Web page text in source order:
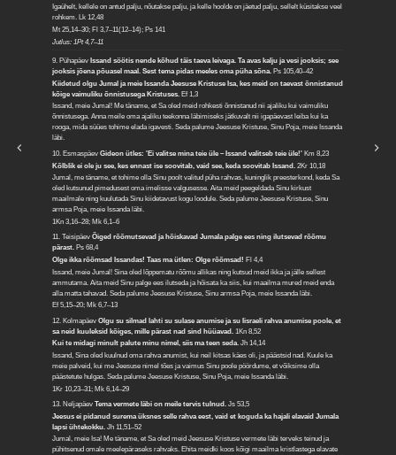
Igaühelt, kellele on antud palju, nõutakse palju, ja kelle hoolde on jäetud palju, sellelt küsitakse veel
rohkem. Lk 12,48
Mt 25,14–30; Fl 3,7–11(12–14); Ps 141
Jutlus: 1Pt 4,7–11
9. Pühapäev Issand söötis nende kõhud täis taeva leivaga. Ta avas kalju ja vesi jooksis; see
jooksis jõena põuasel maal. Sest tema pidas meeles oma püha sõna. Ps 105,40–42
Kiidetud olgu Jumal ja meie Issanda Jeesuse Kristuse Isa, kes meid on taevast õnnistanud
kõige vaimuliku õnnistusega Kristuses. Ef 1,3
Issand, meie Jumal! Me täname, et Sa oled meid rohkesti õnnistanud nii ajaliku kui vaimuliku
õnnistusega. Anna meile oma ajaliku teekonna läbimiseks jätkuvalt nii igapäevast leiba kui ka
rooga, mida süües tohime elada igavesti. Seda palume Jeesuse Kristuse, Sinu Poja, meie Issanda
läbi.
10. EsmaspäevGideon ütles: 'Ei valitse mina teie üle – Issand valitseb teie üle!' Km 8,23
Kõlblik ei ole ju see, kes ennast ise soovitab, vaid see, keda soovitab Issand.2Kr 10,18
Jumal, me täname, et tohime olla Sinu poolt valitud püha rahvas, kuninglik preesterkond, keda Sa
oled kutsunud pimedusest oma imelisse valgusesse. Aita meid peegeldada Sinu kirkust
maailmale ning kuulutada Sinu kiidetavust kogu loodule. Seda palume Jeesuse Kristuse, Sinu
armsa Poja, meie Issanda läbi.
1Kn 3,16–28; Mk 6,1–6
11. TeisipäevÕiged rõõmutsevad ja hõiskavad Jumala palge ees ning ilutsevad rõõmu
pärast. Ps 68,4
Olge ikka rõõmsad Issandas! Taas ma ütlen: Olge rõõmsad! Fl 4,4
Issand, meie Jumal! Sina oled lõppematu rõõmu allikas ning kutsud meid ikka ja jälle sellest
ammutama. Aita meid Sinu palge ees ilutseda ja hõisata ka siis, kui maailma mured meid enda
alla matta tahavad. Seda palume Jeesuse Kristuse, Sinu armsa Poja, meie Issanda läbi.
Ef 5,15–20; Mk 6,7–13
12. KolmapäevOlgu su silmad lahti su sulase anumise ja su Iisraeli rahva anumise poole, et
sa neid kuuleksid kõiges, mille pärast nad sind hüüavad.1Kn 8,52
Kui te midagi minult palute minu nimel, siis ma teen seda.Jh 14,14
Issand, Sina oled kuulnud oma rahva anumist, kui neil kitsas käes oli, ja päästsid nad. Kuule ka
meie palveid, kui me Jeesuse nimel tões ja vaimus Sinu poole pöördume, et võiksime olla
päästetute hulgas. Seda palume Jeesuse Kristuse, Sinu Poja, meie Issanda läbi.
1Kr 10,23–31; Mk 6,14–29
13. NeljapäevTema vermete läbi on meile tervis tulnud.Js 53,5
Jeesus ei pidanud surema üksnes selle rahva eest, vaid et koguda ka hajali elavaid Jumala
lapsi ühtekokku.Jh 11,51–52
Jumal, meie Isa! Me täname, et Sa oled meid Jeesuse Kristuse vermete läbi terveks teinud ja
pühitsenud omale meelepäraseks rahvaks. Ehita meidki koos kõigi maailma kristlastega elavate